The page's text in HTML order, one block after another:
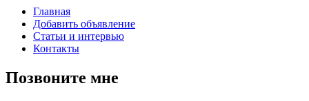
Главная
Добавить объявление
Статьи и интервью
Контакты
Позвоните мне